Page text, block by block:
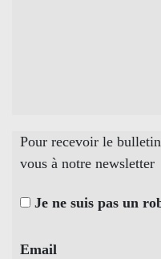
Pour recevoir le
vous à notre newsletter
Je ne suis pas un
Email